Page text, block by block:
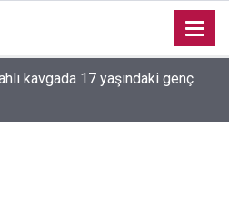
kavgada 17 yaşındaki genç
ve Demirtaş açıklaması